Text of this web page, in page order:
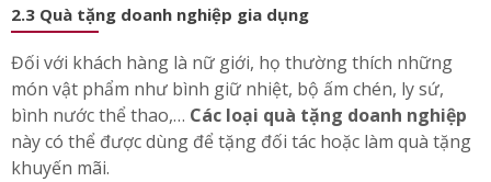
2.3 Quà tặng doanh nghiệp gia dụng
Đối với khách hàng là nữ giới, họ thường thích những
món vật phẩm như bình giữ nhiệt, bộ ấm chén, ly sứ,
bình nước thể thao,… Các loại quà tặng doanh nghiệp
này có thể được dùng để tặng đối tác hoặc làm quà tặng
khuyến mãi.